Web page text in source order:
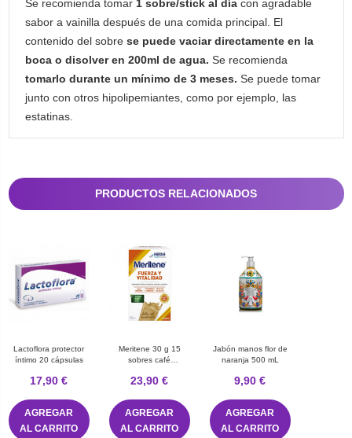
Se recomienda tomar 1 sobre/stick al díacon agradable
sabor a vainilla después de una comida principal. El
contenido del sobre se puede vaciar directamente en la
boca o disolver en 200ml de agua. Se recomienda
tomarlo durante un mínimo de 3 meses. Se puede tomar
junto con otros hipolipemiantes, como por ejemplo, las
estatinas.
PRODUCTOS RELACIONADOS
Lactoflora protector
íntimo 20 cápsulas
17,90 €
AGREGAR
AL CARRITO
Meritene 30 g 15
sobres café
23,90 €
AGREGAR
AL CARRITO
Jabón manos flor de
naranja 500 mL
9,90 €
AGREGAR
AL CARRITO